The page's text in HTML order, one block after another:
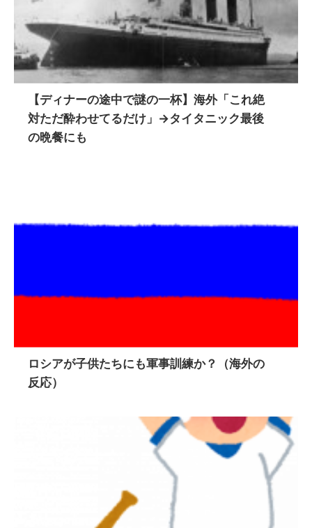
【ディナーの途中で謎の一杯】海外「これ絶
対ただ酔わせてるだけ」→タイタニック最後
の晩餐にも
ロシアが子供たちにも軍事訓練か？（海外の
反応）